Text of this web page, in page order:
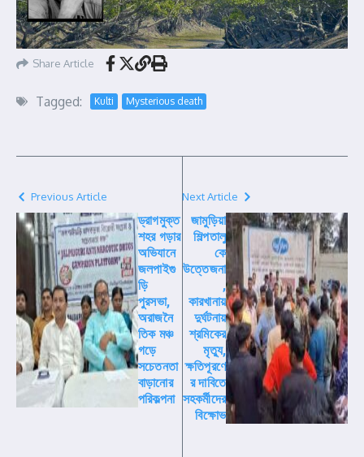
Share Article
Tagged: Kulti Mysterious death
Previous Article
ড্রাগমুক্ত
শহর গড়ার
অভিযানে
জলপাইগু
ড়ি
পুরসভা,
অরাজনৈ
তিক মঞ্চ
গড়ে
সচেতনতা
বাড়ানোর
পরিকল্পনা
Next Article
জামুড়িয়া
শিল্পতালু
কে
উত্তেজনা
,
কারখানায়
দুর্ঘটনায়
শ্রমিকের
মৃত্যু,
ক্ষতিপূরণে
র দাবিতে
সহকর্মীদের
বিক্ষোভ